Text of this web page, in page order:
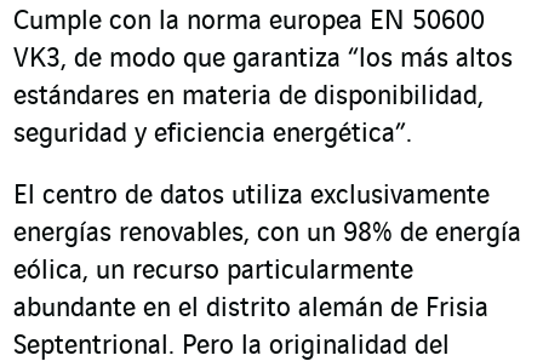
Cumple con la norma europea EN 50600
VK3, de modo que garantiza “los más altos
estándares en materia de disponibilidad,
seguridad y eficiencia energética”.
El centro de datos utiliza exclusivamente
energías renovables, con un 98% de energía
eólica, un recurso particularmente
abundante en el distrito alemán de Frisia
Septentrional. Pero la originalidad del